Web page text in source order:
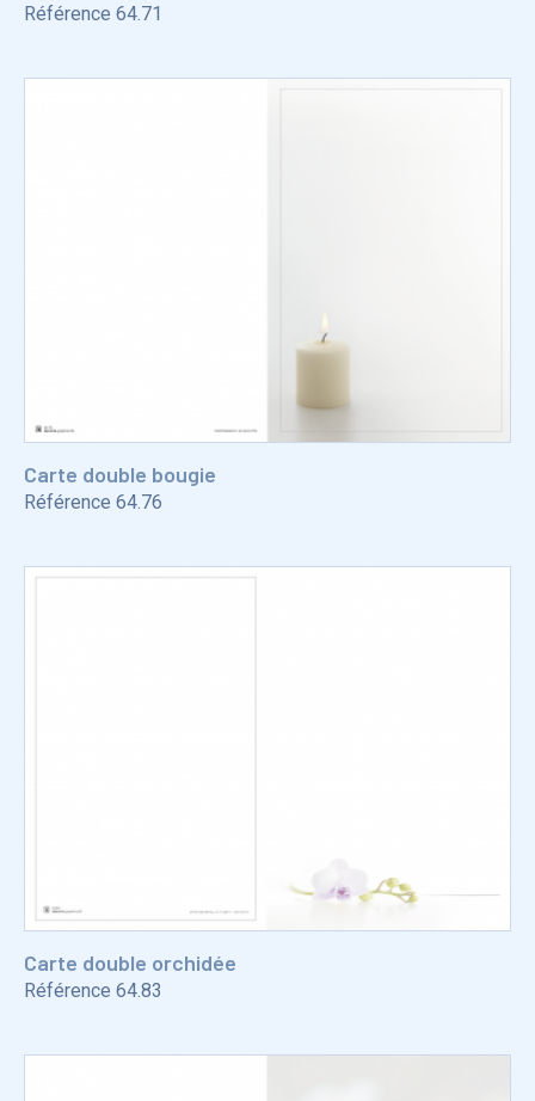
Référence 64.71
Carte double bougie
Référence 64.76
Carte double orchidée
Référence 64.83